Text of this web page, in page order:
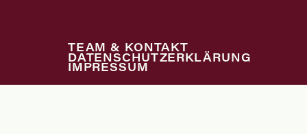
TEAM & KONTAKT
DATENSCHUTZERKLÄRUNG
IMPRESSUM